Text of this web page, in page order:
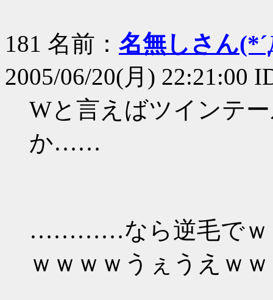
181 名前： 名無しさん
2005/06/20(月) 22:21:00
Wと言えばツインテ
か……
…………なら逆毛でｗ
ｗｗｗｗうぇうえｗ